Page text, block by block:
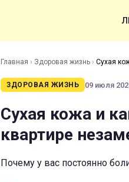
Главная › Здоровая жизнь › Сухая
ЗДОРОВАЯ ЖИЗНЬ 09 июля
Сухая кожа и
квартире
Почему у вас постоянно